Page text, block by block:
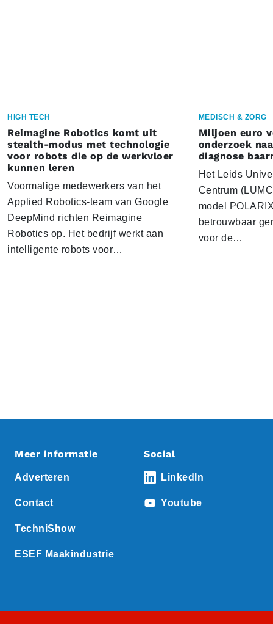
HIGH TECH
Reimagine Robotics komt uit
stealth-modus met technologie
voor robots die op de werkvloer
kunnen leren
Voormalige medewerkers van het
Applied Robotics-team van Google
DeepMind richten Reimagine
Robotics op. Het bedrijf werkt aan
intelligente robots voor…
MEDISCH & ZORG
Miljoen euro
onderzoek
diagnose
Het Leids
Centrum
model
betrouwbaar
voor de…
Meer informatie
Adverteren
Contact
TechniShow
ESEF Maakindustrie
Social
LinkedIn
Youtube